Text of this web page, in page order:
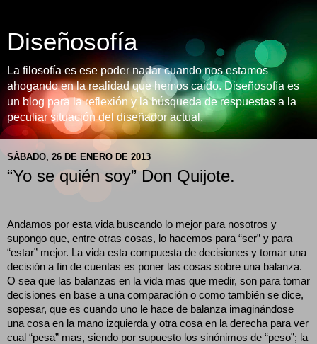
Diseñosofía
La filosofía es ese poder nadar cuando nos estamos
ahogando en la realidad que hemos caido. Diseñosofía es
un blog para la reflexión y la búsqueda de respuestas a la
peculiar situación del diseñador actual.
SÁBADO, 26 DE ENERO DE 2013
“Yo se quién soy” Don Quijote.
Andamos por esta vida buscando lo mejor para nosotros y
supongo que, entre otras cosas, lo hacemos para “ser” y para
“estar” mejor. La vida esta compuesta de decisiones y tomar una
decisión a fin de cuentas es poner las cosas sobre una balanza.
O sea que las balanzas en la vida mas que medir, son para tomar
decisiones en base a una comparación o como también se dice,
sopesar, que es cuando uno le hace de balanza imaginándose
una cosa en la mano izquierda y otra cosa en la derecha para ver
cual “pesa” mas, siendo por supuesto los sinónimos de “peso”; la